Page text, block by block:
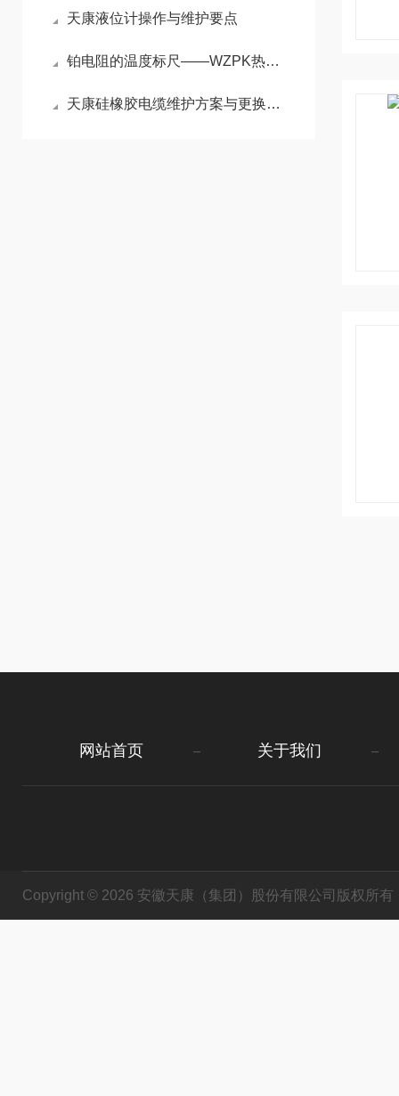
天康液位计操作与维护要点
铂电阻的温度标尺——WZPK热电阻原理与精密测温应用
天康硅橡胶电缆维护方案与更换频率指南
网站首页 关于我们
Copyright © 2026 安徽天康（集团）股份有限公司版权所有